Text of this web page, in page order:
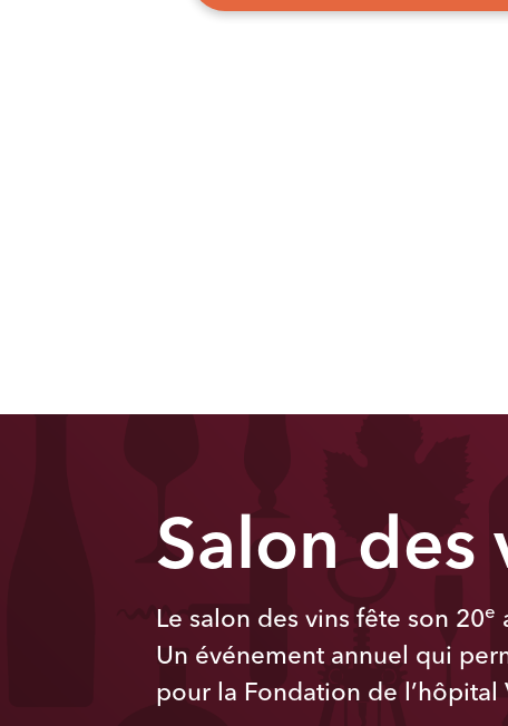
Salon des
Le salon des vins fête son 20e
Un événement annuel qui
pour la Fondation de l’hôpital